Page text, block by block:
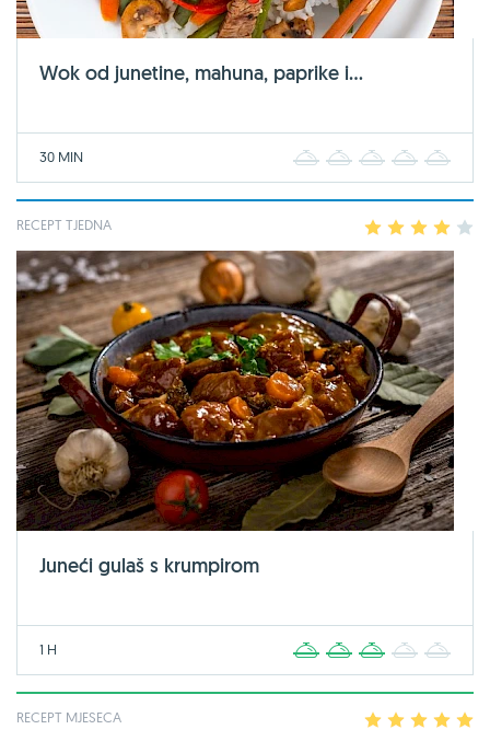
Wok od junetine, mahuna, paprike i...
30 MIN 2 3 4
RECEPT TJEDNA 2 3 4
Juneći gulaš s krumpirom
1 H 2 3 4
RECEPT MJESECA 2 3 4